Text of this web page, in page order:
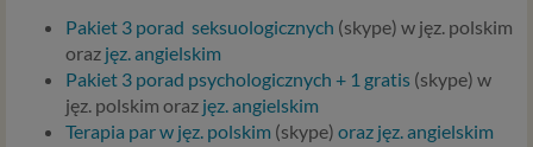
Pakiet 3 porad seksuologicznych (skype) w jęz. polskim
oraz jęz. angielskim
Pakiet 3 porad psychologicznych + 1 gratis (skype) w
jęz. polskim oraz jęz. angielskim
Terapia par w jęz. polskim (skype) oraz jęz. angielskim